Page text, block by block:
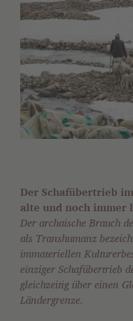
Der Schafübertrieb
alte und noch immer
Der archaische Brauch
als Transhumanz
immateriellen
einziger Schafübertrieb
gleichzeitig über einen
Ländergrenze.